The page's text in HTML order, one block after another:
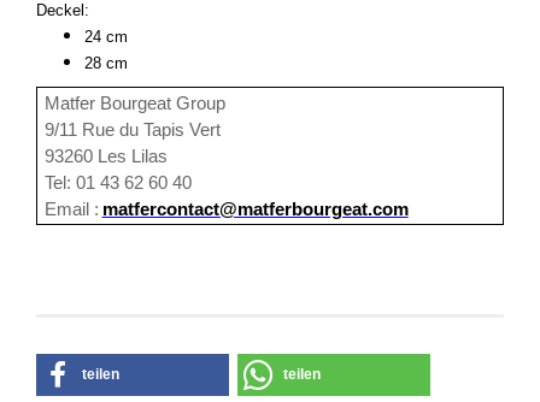
Deckel:
24 cm
28 cm
Matfer Bourgeat Group
9/11 Rue du Tapis Vert
93260 Les Lilas
Tel: 01 43 62 60 40
Email : matfercontact@matferbourgeat.com
teilen teilen